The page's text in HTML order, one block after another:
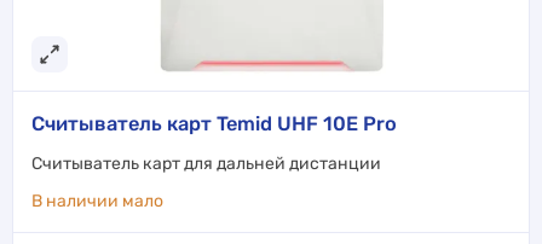
Считыватель карт Temid UHF 10E Pro
Считыватель карт для дальней дистанции
В наличии мало